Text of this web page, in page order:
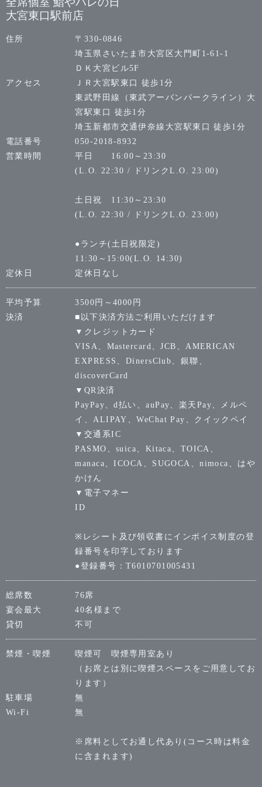
大宮東口駅前店
住所
〒330-0846
埼玉県さいたま市大宮区大門町1-61-1
ＤＫ大宮ビル5F
アクセス
ＪＲ大宮駅東口 徒歩1分
東武野田線（東武アーバンパークライン）大
宮駅東口 徒歩1分
埼玉新都市交通伊奈線大宮駅東口 徒歩1分
電話番号
050-2018-8932
営業時間
平日 16:00～23:30
(L.O. 22:30 / ドリンクL.O. 23:00)
土日祝 11:30～23:30
(L.O. 22:30 / ドリンクL.O. 23:00)
●ランチ(土日祝限定)
11:30～15:00(L.O. 14:30)
定休日
定休日なし
平均予算
3500円～4000円
決済
■以下決済方法ご利用いただけます
▼クレジットカード
VISA、Mastercard、JCB、AMERICAN
EXPRESS、DinersClub、銀聯、
discoverCard
▼QR決済
PayPay、d払い、auPay、楽天Pay、メルペ
イ、ALIPAY、WeChat Pay、クイックペイ
▼交通系IC
PASMO、suica、Kitaca、TOICA、
manaca、ICOCA、SUGOCA、nimoca、はや
かけん
▼電子マネー
ID
※レシート及び領収書にインボイス制度の登
録番号を印字しております
●登録番号：T6010701005431
総席数
76席
宴会最大
40名様まで
貸切
不可
禁煙・喫煙
喫煙可 喫煙専用室あり
（お席とは別に喫煙スペースをご用意してお
ります）
駐車場
無
Wi-Fi
無
※席料としてお通し代あり(コース時は料金
に含まれます)